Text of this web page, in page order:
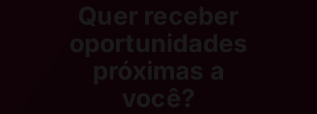
Quer receber
oportunidades
próximas a
você?